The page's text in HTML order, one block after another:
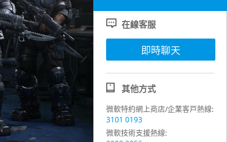
在線客服
即時聊天
其他方式
微軟特約網上商店/企業客戸熱線:
3101 0193
微軟技術支援熱線: